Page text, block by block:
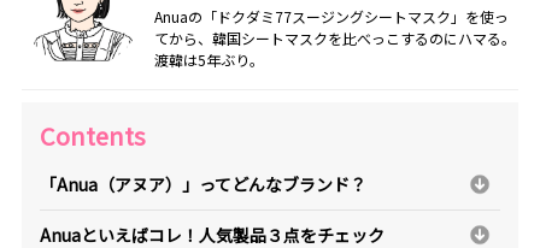
Anuaの「ドクダミ77スージングシートマスク」を使っ
てから、韓国シートマスクを比べっこするのにハマる。
渡韓は5年ぶり。
Contents
「Anua（アヌア）」ってどんなブランド？
Anuaといえばコレ！人気製品３点をチェック